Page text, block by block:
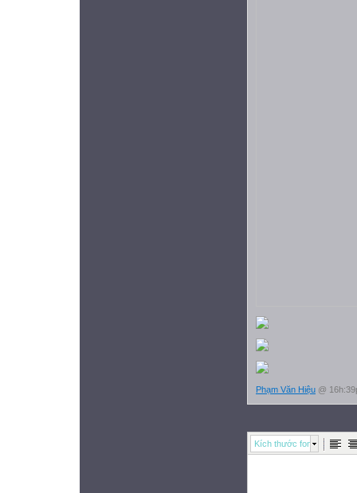
Phạm Văn Hiệu @
Kích thước font